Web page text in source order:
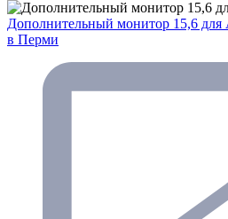
Дополнительный монитор 15,6
в Перми